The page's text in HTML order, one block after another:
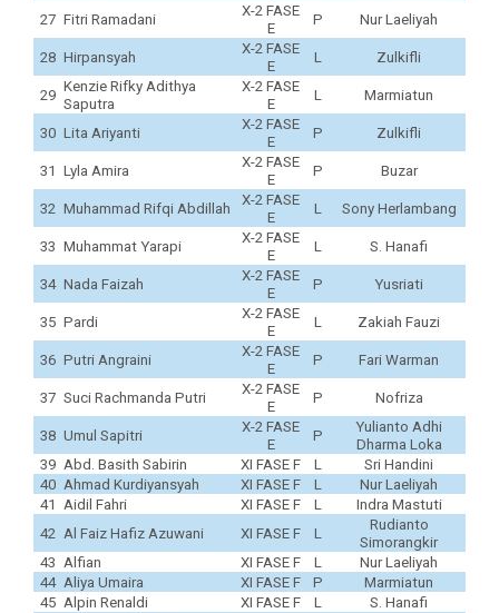
27 Fitri Ramadani
X-2 FASE
E
P Nur Laeliyah
28 Hirpansyah
X-2 FASE
E
L Zulkifli
29
Kenzie Rifky Adithya
Saputra
X-2 FASE
E
L Marmiatun
30 Lita Ariyanti
X-2 FASE
E
P Zulkifli
31 Lyla Amira
X-2 FASE
E
P Buzar
32 Muhammad Rifqi Abdillah
X-2 FASE
E
L Sony Herlambang
33 Muhammat Yarapi
X-2 FASE
E
L S. Hanafi
34 Nada Faizah
X-2 FASE
E
P Yusriati
35 Pardi
X-2 FASE
E
L Zakiah Fauzi
36 Putri Angraini
X-2 FASE
E
P Fari Warman
37 Suci Rachmanda Putri
X-2 FASE
E
P Nofriza
38 Umul Sapitri
X-2 FASE
E
P
Yulianto Adhi
Dharma Loka
39 Abd. Basith Sabirin XI FASE F L
Sri Handini
40 Ahmad Kurdiyansyah XI FASE F L
Nur Laeliyah
41 Aidil Fahri XI FASE F L
Indra Mastuti
42 Al Faiz Hafiz Azuwani XI FASE F L
Rudianto
Simorangkir
43 Alfian XI FASE F L
Nur Laeliyah
44 Aliya Umaira XI FASE F P
Marmiatun
45 Alpin Renaldi XI FASE F L
S. Hanafi